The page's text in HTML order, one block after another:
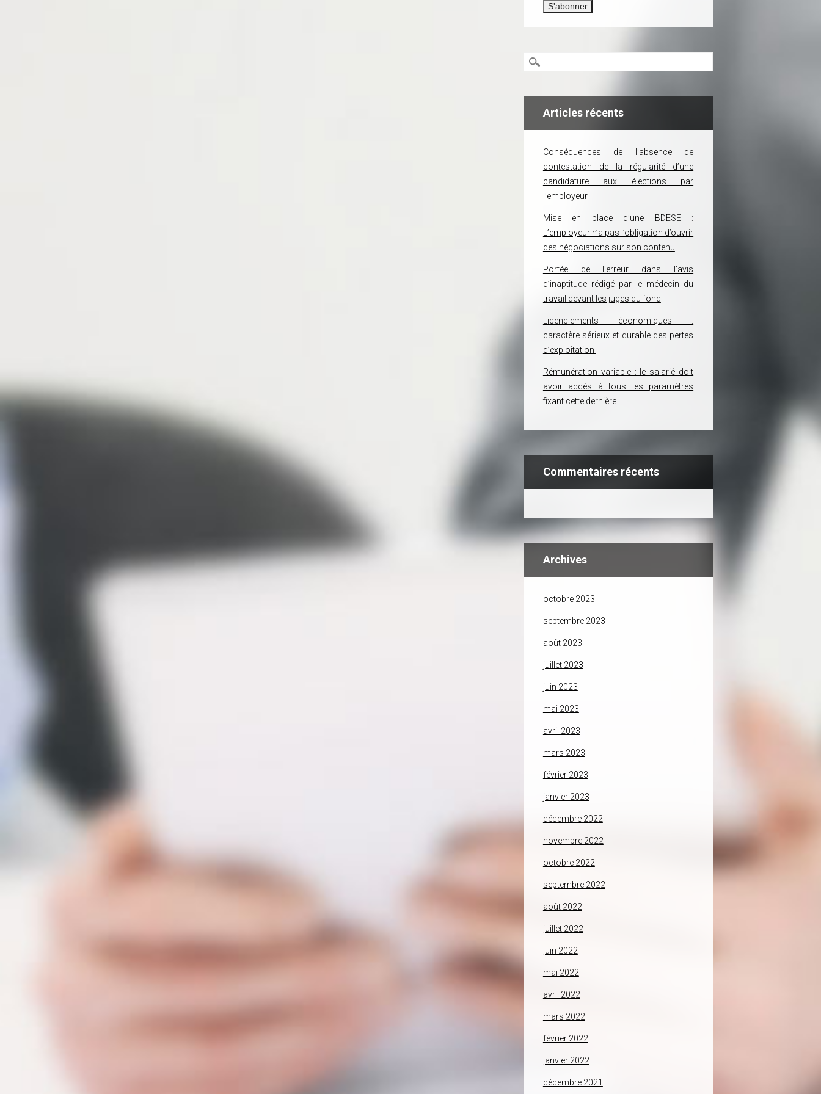
Articles récents
Conséquences de l’absence de
contestation de la régularité d’une
candidature aux élections par
l’employeur
Mise en place d’une BDESE :
L’employeur n’a pas l’obligation d’ouvrir
des négociations sur son contenu
Portée de l’erreur dans l’avis
d’inaptitude rédigé par le médecin du
travail devant les juges du fond
Licenciements économiques :
caractère sérieux et durable des pertes
d’exploitation
Rémunération variable : le salarié doit
avoir accès à tous les paramètres
fixant cette dernière
Commentaires récents
Archives
octobre 2023
septembre 2023
août 2023
juillet 2023
juin 2023
mai 2023
avril 2023
mars 2023
février 2023
janvier 2023
décembre 2022
novembre 2022
octobre 2022
septembre 2022
août 2022
juillet 2022
juin 2022
mai 2022
avril 2022
mars 2022
février 2022
janvier 2022
décembre 2021